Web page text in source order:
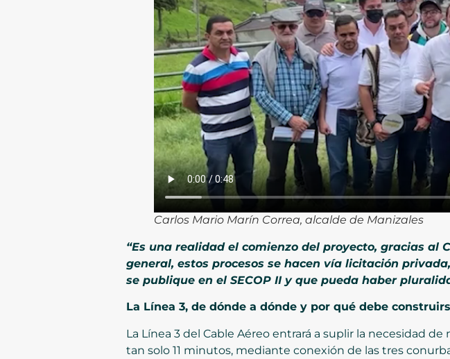
Carlos Mario Marín Correa, alcalde de Manizales
“Es una realidad el comienzo del proyecto, gracias al
general, estos procesos se hacen vía licitación
se publique en el SECOP II y que pueda haber
La Línea 3, de dónde a dónde y por qué debe
La Línea 3 del Cable Aéreo entrará a suplir la necesidad
tan solo 11 minutos, mediante conexión de las tres